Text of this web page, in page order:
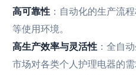
高可靠性 ：自动化的生产流
等使用环境。
高生产效率与灵活性 ：全自
市场对各类个人护理电器的需